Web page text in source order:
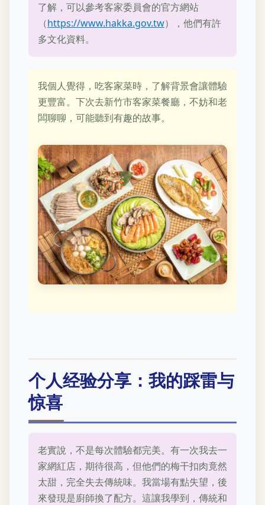
了解，可以參考客家委員會的官方網站
（https://www.hakka.gov.tw），他們有許
多文化資料。
我個人覺得，吃客家菜時，了解背景會讓體驗
更豐富。下次去新竹市客家菜餐廳，不妨和老
闆聊聊，可能聽到有趣的故事。
个人经验分享：我的踩雷与
惊喜
老實說，不是每次體驗都完美。有一次我去一
家網紅店，期待很高，但他們的梅干扣肉竟然
太甜，完全失去傳統味。我當場有點失望，後
來發現是廚師換了配方。這讓我學到，傳統和